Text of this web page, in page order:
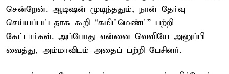
சென்றேன். ஆடிஷன் முடிந்ததும், நான் தேர்வு
செய்யப்பட்டதாக கூறி “கமிட்மெண்ட்” பற்றி
கேட்டார்கள். அப்போது என்னை வெளியே அனுப்பி
வைத்து, அம்மாவிடம் அதைப் பற்றி பேசினர்.